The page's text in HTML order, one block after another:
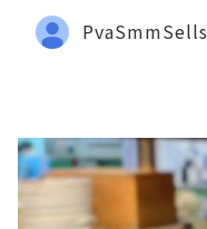
PvaSmmSells